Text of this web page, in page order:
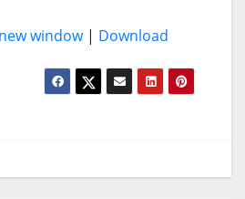
window| Download